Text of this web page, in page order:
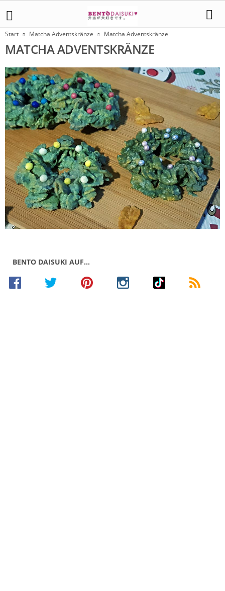
Start Matcha Adventskränze Matcha Adventskränze
MATCHA ADVENTSKRÄNZE
BENTO DAISUKI AUF…